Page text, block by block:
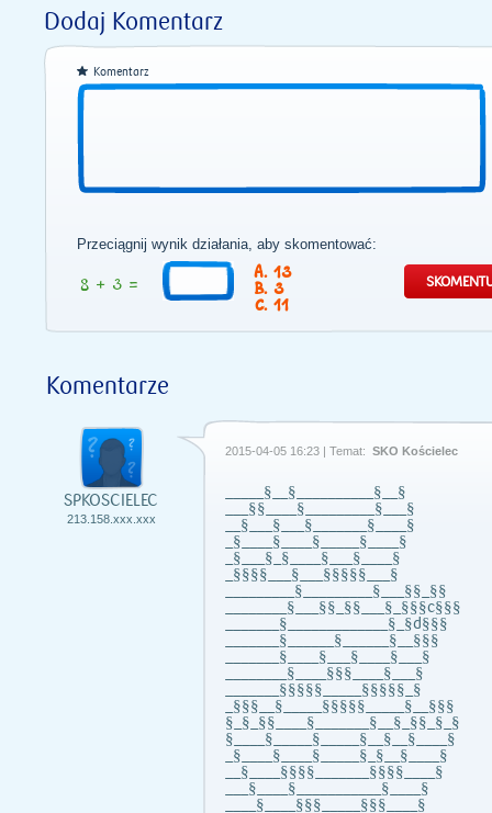
Dodaj Komentarz
Komentarz
Przeciągnij wynik działania, aby skomentować:
13
3
11
Komentarze
SPKOSCIELEC
213.158.xxx.xxx
2015-04-05 16:23 | Temat: SKO Kościelec
_____§__§__________§__§
___§§____§_________§___§
__§___§___§_______§____§
_§____§____§_____§____§
_§___§_§____§___§____§
_§§§§___§___§§§§§___§
_________§_________§___§§_§§
________§___§§_§§___§_§§§c§§§
_______§_____________§_§d§§§
_______§______§______§__§§§
_______§____§___§____§___§
________§____§§§____§___§
_______§§§§§_____§§§§§_§
_§§§__§_____§§§§§_____§__§§§
§_§_§§____§_______§__§_§§_§_§
§____§_____§_____§__§__§____§
_§____§____§_____§_§__§____§
__§____§§§§_______§§§§____§
___§____§___________§____§
____§____§§§_____§§§____§